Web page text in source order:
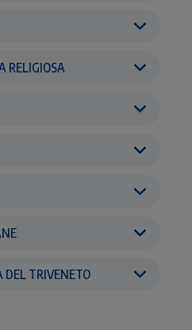
RELIGIOSA
DEL TRIVENETO